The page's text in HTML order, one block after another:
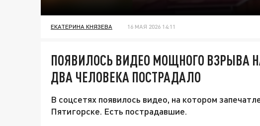
ЕКАТЕРИНА КНЯЗЕВА 16 МАЯ 2026 14:11
ПОЯВИЛОСЬ ВИДЕО МОЩНОГО ВЗРЫВА
ДВА ЧЕЛОВЕКА ПОСТРАДАЛО
В соцсетях появилось видео, на котором
Пятигорске. Есть пострадавшие.